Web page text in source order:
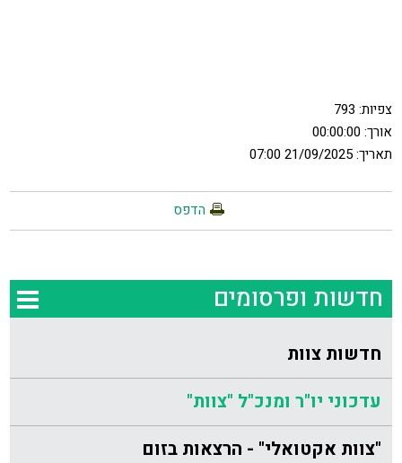
צפיות: 793
אורך: 00:00:00
תאריך: 21/09/2025 07:00
הדפס
חדשות ופרסומים
חדשות צוות
עדכוני יו"ר ומנכ"ל "צוות"
"צוות אקטואלי" - הרצאות בזום